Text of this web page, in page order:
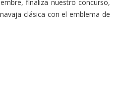
finaliza nuestro concurso,
clásica con el emblema de